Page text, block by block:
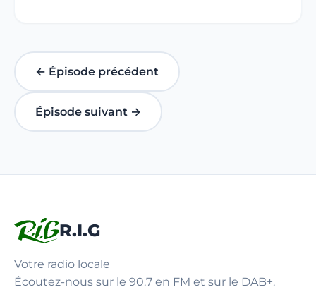
← Épisode précédent
Épisode suivant →
R.I.G
Votre radio locale
Écoutez-nous sur le 90.7 en FM et sur le DAB+.